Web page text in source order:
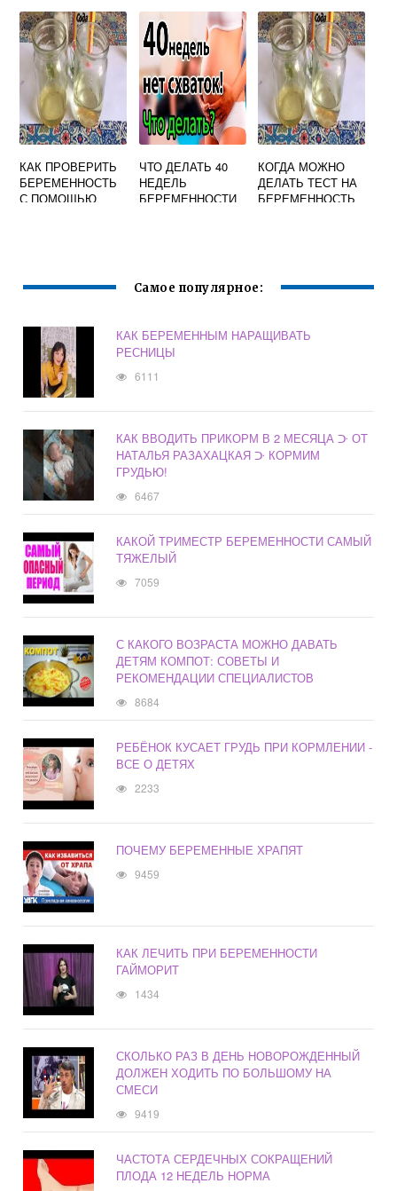
НЕДЕЛЯХ
БЕРЕМЕННОСТИ
В ГРАММАХ
ВОСПИТАНИЕ»
40 НЕДЕЛЕ
БЕРЕМЕННОСТИ
ПОВТОРНОРОДЯ
ЩИХ
КАК ПРОВЕРИТЬ
БЕРЕМЕННОСТЬ
С ПОМОЩЬЮ
ЧТО ДЕЛАТЬ 40
НЕДЕЛЬ
БЕРЕМЕННОСТИ
КОГДА МОЖНО
ДЕЛАТЬ ТЕСТ НА
БЕРЕМЕННОСТЬ
Самое популярное:
КАК БЕРЕМЕННЫМ НАРАЩИВАТЬ
РЕСНИЦЫ
6111
КАК ВВОДИТЬ ПРИКОРМ В 2 МЕСЯЦА ᑞ ОТ
НАТАЛЬЯ РАЗАХАЦКАЯ ᑞ КОРМИМ
ГРУДЬЮ!
6467
КАКОЙ ТРИМЕСТР БЕРЕМЕННОСТИ САМЫЙ
ТЯЖЕЛЫЙ
7059
С КАКОГО ВОЗРАСТА МОЖНО ДАВАТЬ
ДЕТЯМ КОМПОТ: СОВЕТЫ И
РЕКОМЕНДАЦИИ СПЕЦИАЛИСТОВ
8684
РЕБЁНОК КУСАЕТ ГРУДЬ ПРИ КОРМЛЕНИИ -
ВСЕ О ДЕТЯХ
2233
ПОЧЕМУ БЕРЕМЕННЫЕ ХРАПЯТ
9459
КАК ЛЕЧИТЬ ПРИ БЕРЕМЕННОСТИ
ГАЙМОРИТ
1434
СКОЛЬКО РАЗ В ДЕНЬ НОВОРОЖДЕННЫЙ
ДОЛЖЕН ХОДИТЬ ПО БОЛЬШОМУ НА
СМЕСИ
9419
ЧАСТОТА СЕРДЕЧНЫХ СОКРАЩЕНИЙ
ПЛОДА 12 НЕДЕЛЬ НОРМА